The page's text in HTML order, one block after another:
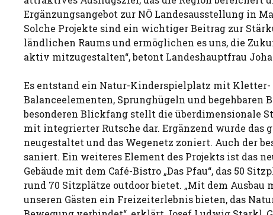
Ergänzungsangebot zur NÖ Landesausstellung in
Solche Projekte sind ein wichtiger Beitrag zur
ländlichen Raums und ermöglichen es uns, die
aktiv mitzugestalten“, betont Landeshauptfrau
Es entstand ein Natur-Kinderspielplatz mit Kletter-
Balanceelementen, Sprunghügeln und begehbaren
besonderen Blickfang stellt die überdimensionale
mit integrierter Rutsche dar. Ergänzend wurde das
neugestaltet und das Wegenetz zoniert. Auch der
saniert. Ein weiteres Element des Projekts ist das
Gebäude mit dem Café-Bistro „Das Pfau“, das 50
rund 70 Sitzplätze outdoor bietet. „Mit dem Ausbau
unseren Gästen ein Freizeiterlebnis bieten, das